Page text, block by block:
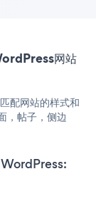
网站
配网站的样式和
，帖子，侧边